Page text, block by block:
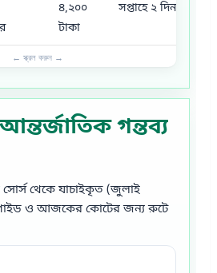
৪,২০০
টাকা
সপ্তাহে ২ দিন (বিমান)
গন্তব্য
সোর্স থেকে যাচাইকৃত (জুলাই
ও আজকের কোটের জন্য রুটে